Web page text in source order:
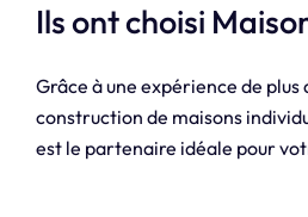
Ils ont choisi
Grâce à une expérience de plus
construction de maisons
est le partenaire idéale pour